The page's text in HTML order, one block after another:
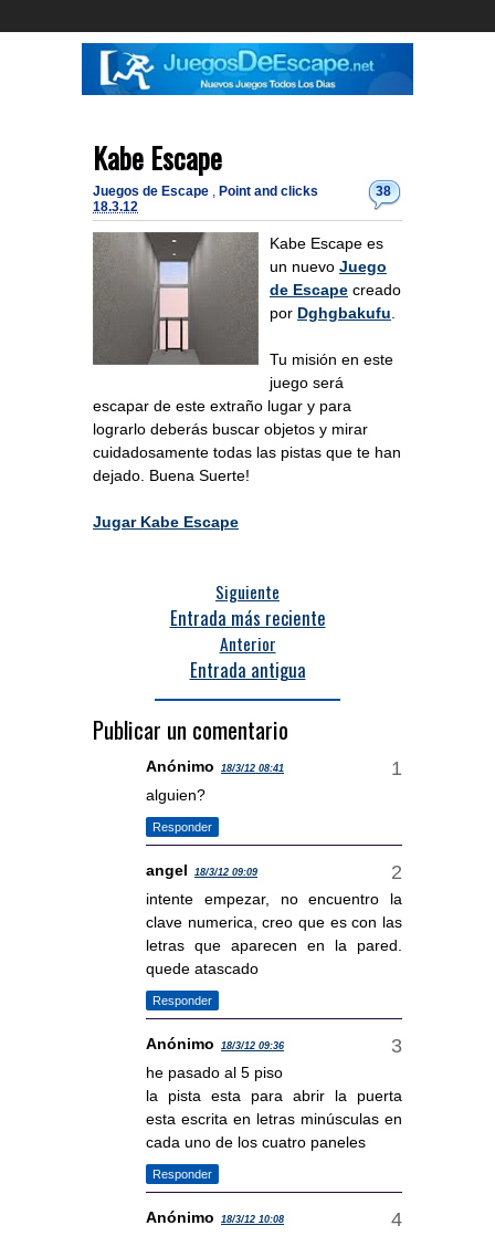
Kabe Escape
38
Juegos de Escape , Point and clicks
18.3.12
Kabe Escape es
un nuevo Juego
de Escape creado
por Dghgbakufu.
Tu misión en este
juego será
escapar de este extraño lugar y para
lograrlo deberás buscar objetos y mirar
cuidadosamente todas las pistas que te han
dejado. Buena Suerte!
Jugar Kabe Escape
Siguiente
Entrada más reciente
Anterior
Entrada antigua
Publicar un comentario
Anónimo 18/3/12 08:41
alguien?
Responder
angel 18/3/12 09:09
intente empezar, no encuentro la
clave numerica, creo que es con las
letras que aparecen en la pared.
quede atascado
Responder
Anónimo 18/3/12 09:36
he pasado al 5 piso
la pista esta para abrir la puerta
esta escrita en letras minúsculas en
cada uno de los cuatro paneles
Responder
Anónimo 18/3/12 10:08